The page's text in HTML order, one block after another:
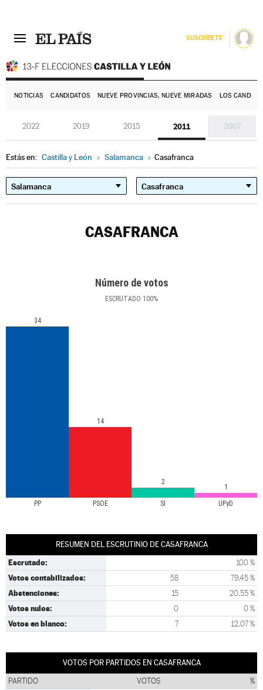
SUSCRÍBETE
NOTICIAS CANDIDATOS NUEVE PROVINCIAS, NUEVE MIRADAS LOS
2022 2019 2015 2011 2007
Estás en: Castilla y León » Salamanca » Casafranca
CASAFRANCA
Número de votos
ESCRUTADO 100%
PP PSOE SI UPyD
34
14
2
1
RESUMEN DEL ESCRUTINIO DE CASAFRANCA
Escrutado: 100 %
Votos contabilizados: 58 79,45 %
Abstenciones: 15 20,55 %
Votos nulos: 0 0 %
Votos en blanco: 7 12,07 %
VOTOS POR PARTIDOS EN CASAFRANCA
PARTIDO VOTOS %